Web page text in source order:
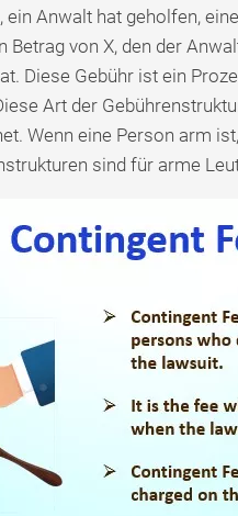
Anwalt hat geholfen,
Betrag von X, den der
Diese Gebühr ist ein
Art der
Wenn eine Person arm
sind für arme